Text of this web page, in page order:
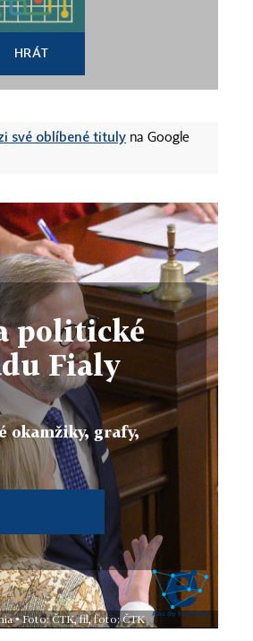
HRÁT
své oblíbené tituly na Google
politické
Fialy
okamžiky, grafy,
• Foto: ČTK, fil, foto: ČTK